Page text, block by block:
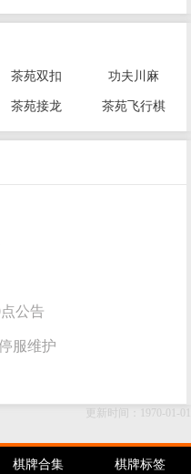
茶苑双扣 功夫川麻
茶苑接龙 茶苑飞行棋
公告
服维护
更新时间：1970-01-01
棋牌合集 棋牌标签